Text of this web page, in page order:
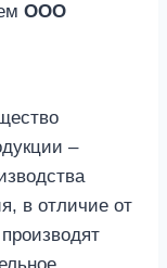
ООО
–
в отличие от